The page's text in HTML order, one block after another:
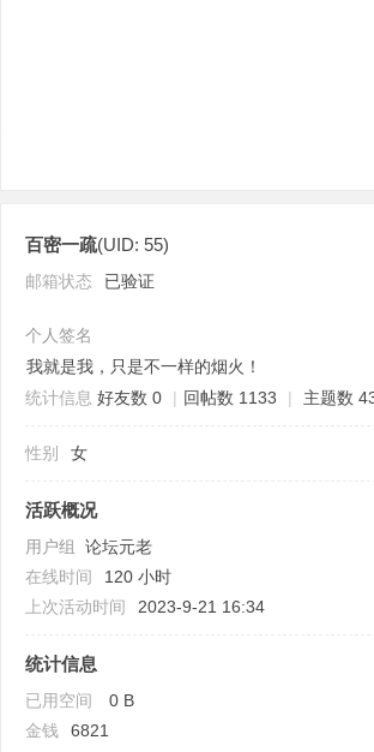
百密一疏(UID: 55)
邮箱状态 已验证
个人签名
我就是我，只是不一样的烟火！
统计信息 好友数 0 | 回帖数 1133 | 主题数
性别 女
活跃概况
用户组 论坛元老
在线时间
120 小时
上次活动时间
2023-9-21 16:34
统计信息
已用空间 0 B
金钱
6821